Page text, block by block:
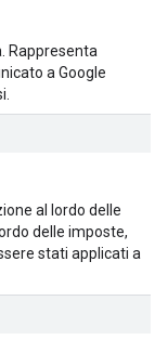
Rappresenta
a Google
al lordo delle
delle imposte,
stati applicati a